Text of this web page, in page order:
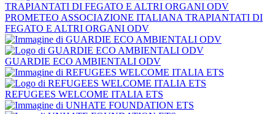
PROMETEO ASSOCIAZIONE ITALIANA TRAPIANTATI DI
FEGATO E ALTRI ORGANI ODV
GUARDIE ECO AMBIENTALI ODV
REFUGEES WELCOME ITALIA ETS